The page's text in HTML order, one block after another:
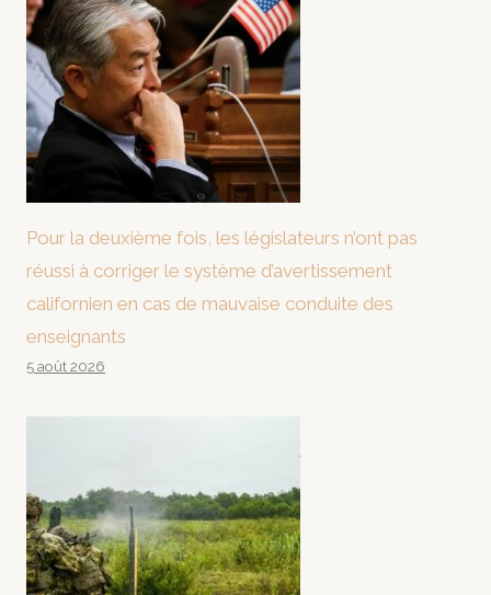
Pour la deuxième fois, les législateurs n’ont pas
réussi à corriger le système d’avertissement
californien en cas de mauvaise conduite des
enseignants
5 août 2026